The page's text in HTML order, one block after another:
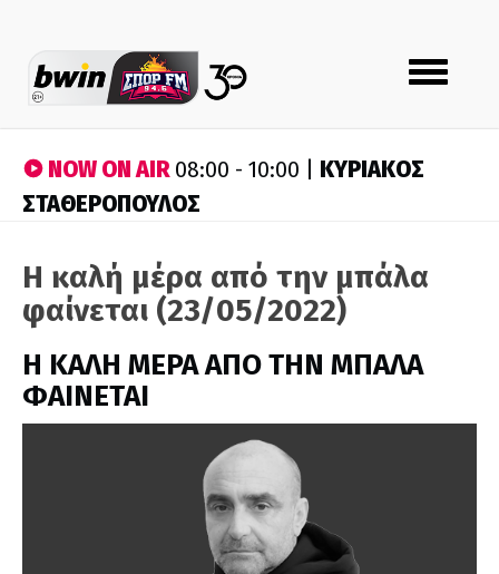
Toggle
navigation
NOW ON AIR08:00 - 10:00 | ΚΥΡΙΑΚΟΣ
ΣΤΑΘΕΡΟΠΟΥΛΟΣ
Η καλή μέρα από την μπάλα
φαίνεται (23/05/2022)
H ΚΑΛΗ ΜΕΡΑ ΑΠΟ ΤΗΝ ΜΠΑΛΑ
ΦΑΙΝΕΤΑΙ